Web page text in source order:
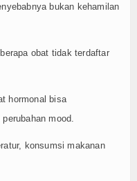
bukan kehamilan
obat tidak terdaftar
hormonal bisa
mood.
konsumsi makanan